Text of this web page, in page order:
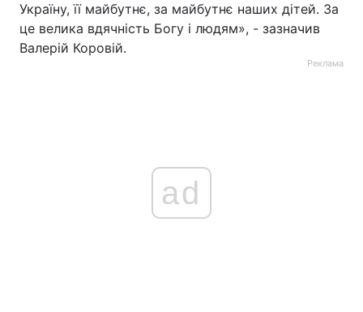
Україну, її майбутнє, за майбутнє наших дітей. За
це велика вдячність Богу і людям», - зазначив
Валерій Коровій.
Реклама
ad